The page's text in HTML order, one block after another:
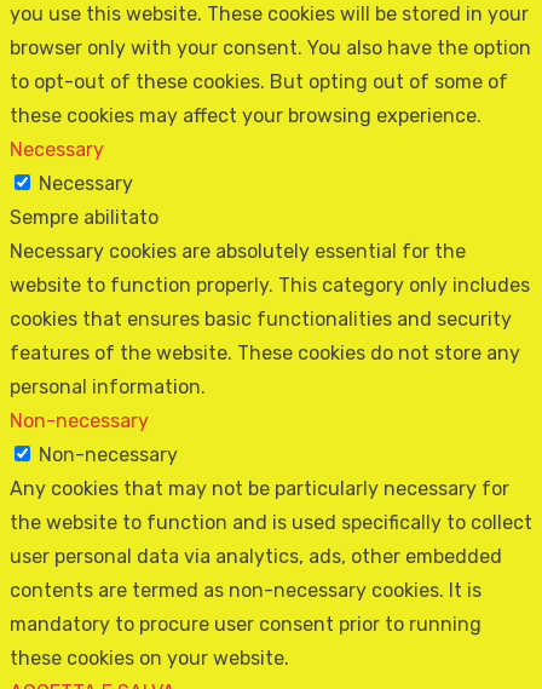
you use this website. These cookies will be stored in your
browser only with your consent. You also have the option
to opt-out of these cookies. But opting out of some of
these cookies may affect your browsing experience.
Necessary
Necessary
Sempre abilitato
Necessary cookies are absolutely essential for the
website to function properly. This category only includes
cookies that ensures basic functionalities and security
features of the website. These cookies do not store any
personal information.
Non-necessary
Non-necessary
Any cookies that may not be particularly necessary for
the website to function and is used specifically to collect
user personal data via analytics, ads, other embedded
contents are termed as non-necessary cookies. It is
mandatory to procure user consent prior to running
these cookies on your website.